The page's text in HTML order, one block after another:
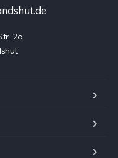
2a